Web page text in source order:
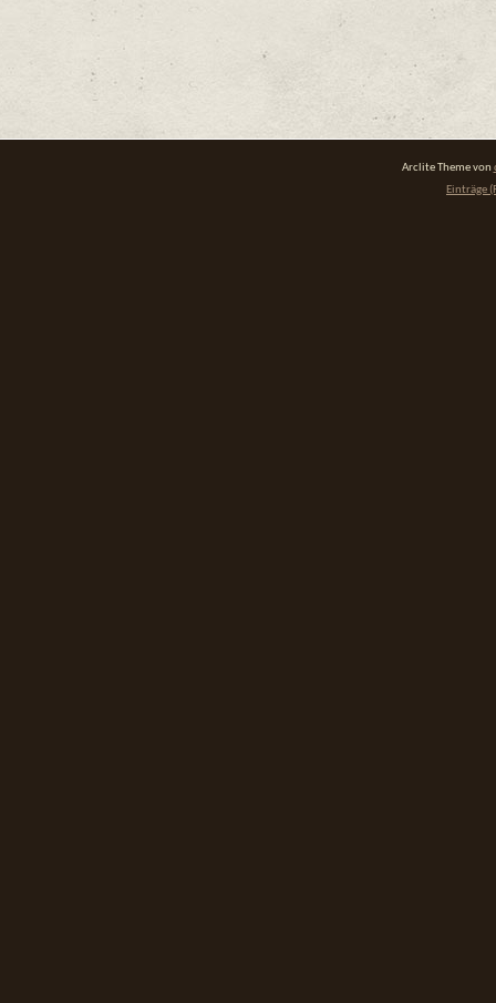
Arclite Theme von
Einträge